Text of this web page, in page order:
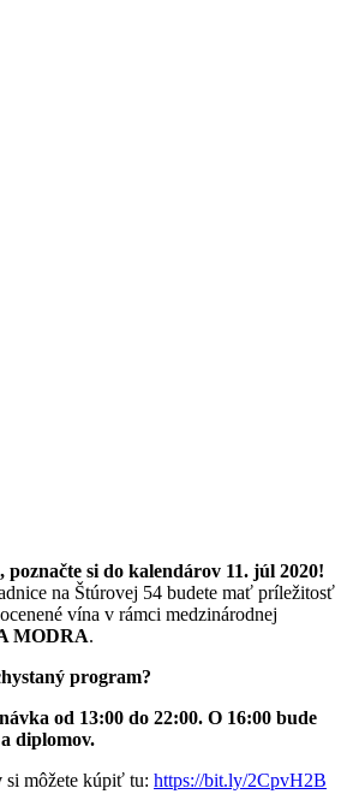
si do kalendárov 11. júl 2020!
na Štúrovej 54 budete mať príležitosť
vína v rámci medzinárodnej
MODRA.
program?
od 13:00 do 22:00. O 16:00 bude
diplomov.
si môžete kúpiť tu: https://bit.ly/2CpvH2B